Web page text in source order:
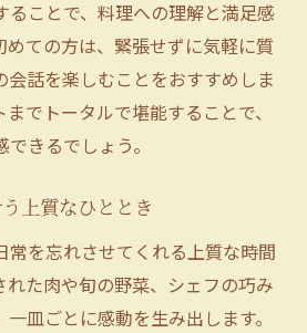
ることで、料理への理解と満足感
めての方は、緊張せずに気軽に質
会話を楽しむことをおすすめしま
でトータルで堪能することで、
きるでしょう。
上質なひととき
常を忘れさせてくれる上質な時間
れた肉や旬の野菜、シェフの巧み
皿ごとに感動を生み出します。